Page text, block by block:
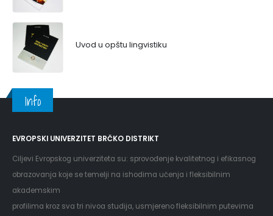
Uvod u opštu lingvistiku
Info
EVROPSKI UNIVERZITET BRČKO DISTRIKT
Ciljevi Evropskog univerziteta su: sprovođenje kvalitetnog i efikasnog
obrazovanja koje se temelji na ishodima učenja i fleksibilnim
akademskim
profilima kroz sva tri nivoa studija, usmjereno fleksibilnim putevima